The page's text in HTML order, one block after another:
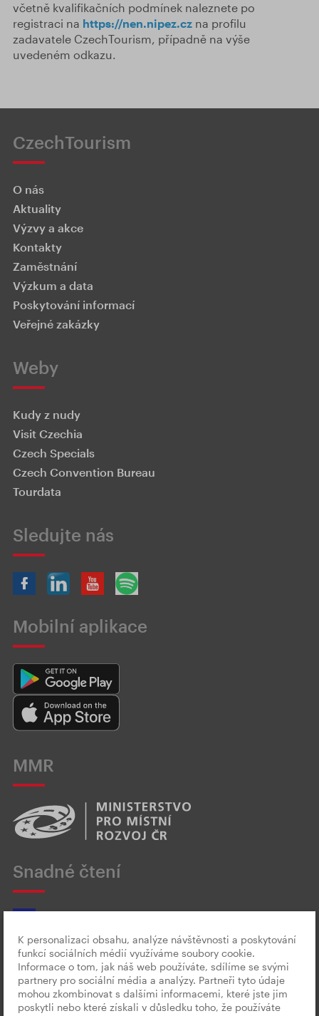
včetně kvalifikačních podmínek naleznete po
registraci na https://nen.nipez.cz na profilu
zadavatele CzechTourism, případně na výše
uvedeném odkazu.
CzechTourism
O nás
Aktuality
Výzvy a akce
Kontakty
Zaměstnání
Výzkum a data
Poskytování informací
Veřejné zakázky
Weby
Kudy z nudy
Visit Czechia
Czech Specials
Czech Convention Bureau
Tourdata
Sledujte nás
Mobilní aplikace
MMR
Snadné čtení
Český znakový jazyk
K personalizaci obsahu, analýze návštěvnosti a poskytování
funkcí sociálních médií využíváme soubory cookie.
Informace o tom, jak náš web používáte, sdílíme se svými
partnery pro sociální média a analýzy. Partneři tyto údaje
mohou zkombinovat s dalšími informacemi, které jste jim
poskytli nebo které získali v důsledku toho, že používáte